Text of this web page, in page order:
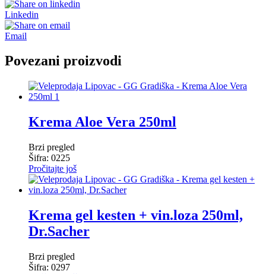
Linkedin
Email
Povezani proizvodi
Krema Aloe Vera 250ml
Brzi pregled
Šifra: 0225
Pročitajte još
Krema gel kesten + vin.loza 250ml,
Dr.Sacher
Brzi pregled
Šifra: 0297